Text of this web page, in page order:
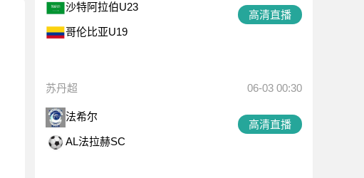
沙特阿拉伯U23
哥伦比亚U19
高清直播
苏丹超 06-03 00:30
法希尔
AL法拉赫SC
高清直播